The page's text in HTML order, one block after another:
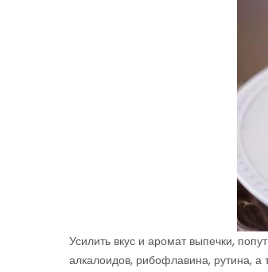
Усилить вкус и аромат выпечки,
алкалоидов, рибофлавина, рутина,